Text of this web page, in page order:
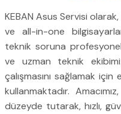
KEBAN Asus Servisi
ve all-in-one
teknik soruna
ve uzman teknik
çalışmasını sağlamak
kullanmaktadır.
düzeyde tutarak, hızlı,